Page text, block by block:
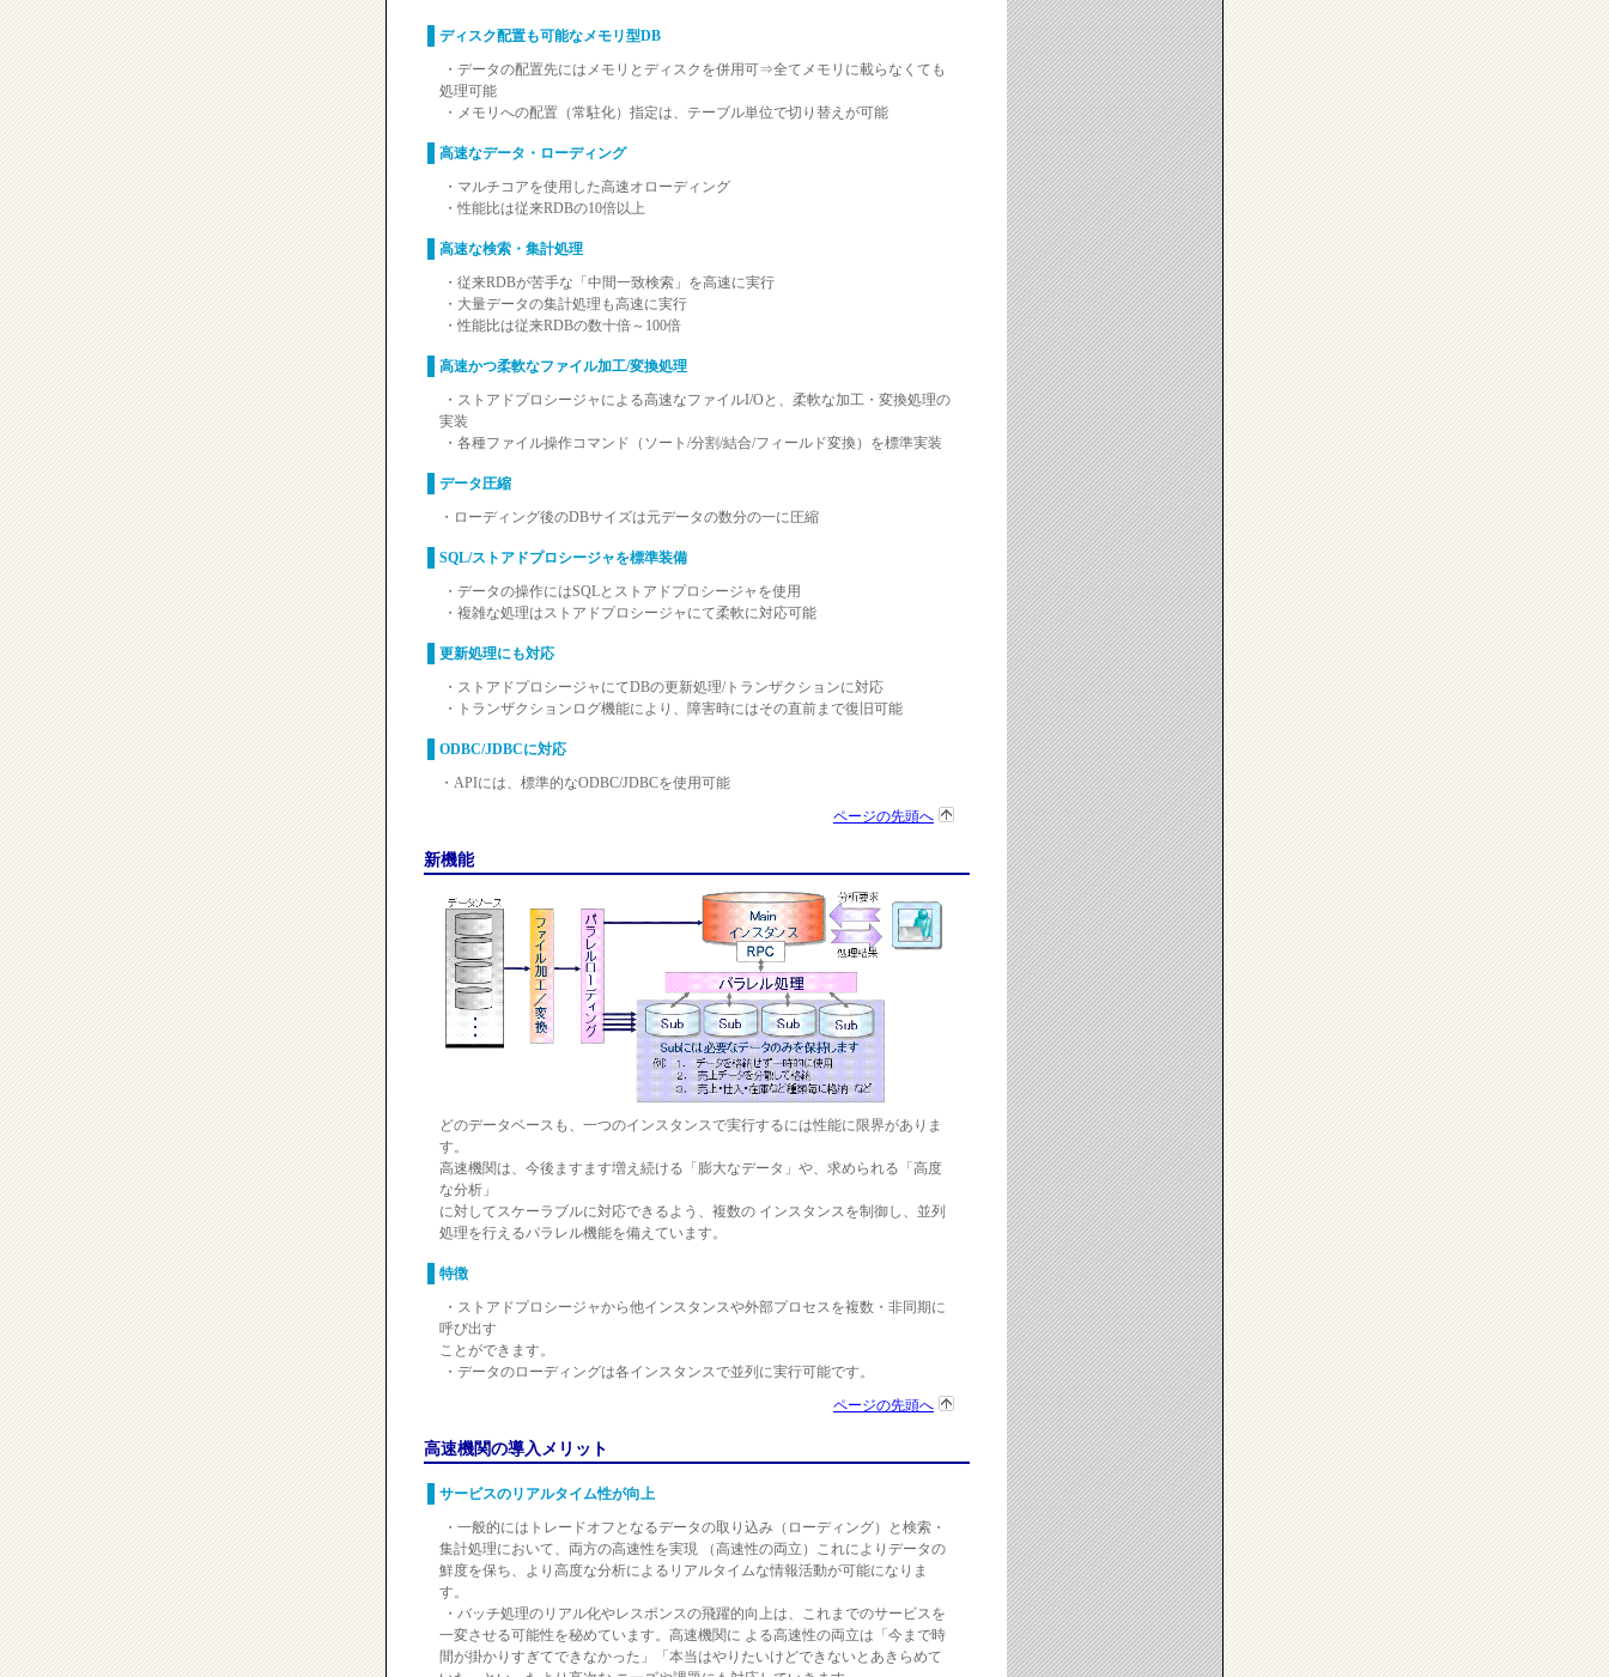
ディスク配置も可能なメモリ型DB
・データの配置先にはメモリとディスクを併用可⇒全てメモリに載らなくても
処理可能
・メモリへの配置（常駐化）指定は、テーブル単位で切り替えが可能
高速なデータ・ローディング
・マルチコアを使用した高速オローディング
・性能比は従来RDBの10倍以上
高速な検索・集計処理
・従来RDBが苦手な「中間一致検索」を高速に実行
・大量データの集計処理も高速に実行
・性能比は従来RDBの数十倍～100倍
高速かつ柔軟なファイル加工/変換処理
・ストアドプロシージャによる高速なファイルI/Oと、柔軟な加工・変換処理の
実装
・各種ファイル操作コマンド（ソート/分割/結合/フィールド変換）を標準実装
データ圧縮
・ローディング後のDBサイズは元データの数分の一に圧縮
SQL/ストアドプロシージャを標準装備
・データの操作にはSQLとストアドプロシージャを使用
・複雑な処理はストアドプロシージャにて柔軟に対応可能
更新処理にも対応
・ストアドプロシージャにてDBの更新処理/トランザクションに対応
・トランザクションログ機能により、障害時にはその直前まで復旧可能
ODBC/JDBCに対応
・APIには、標準的なODBC/JDBCを使用可能
ページの先頭へ
新機能
どのデータベースも、一つのインスタンスで実行するには性能に限界がありま
す。
高速機関は、今後ますます増え続ける「膨大なデータ」や、求められる「高度
な分析」
に対してスケーラブルに対応できるよう、複数の インスタンスを制御し、並列
処理を行えるパラレル機能を備えています。
特徴
・ストアドプロシージャから他インスタンスや外部プロセスを複数・非同期に
呼び出す
ことができます。
・データのローディングは各インスタンスで並列に実行可能です。
ページの先頭へ
高速機関の導入メリット
サービスのリアルタイム性が向上
・一般的にはトレードオフとなるデータの取り込み（ローディング）と検索・
集計処理において、両方の高速性を実現 （高速性の両立）これによりデータの
鮮度を保ち、より高度な分析によるリアルタイムな情報活動が可能になりま
す。
・バッチ処理のリアル化やレスポンスの飛躍的向上は、これまでのサービスを
一変させる可能性を秘めています。高速機関に よる高速性の両立は「今まで時
間が掛かりすぎてできなかった」「本当はやりたいけどできないとあきらめて